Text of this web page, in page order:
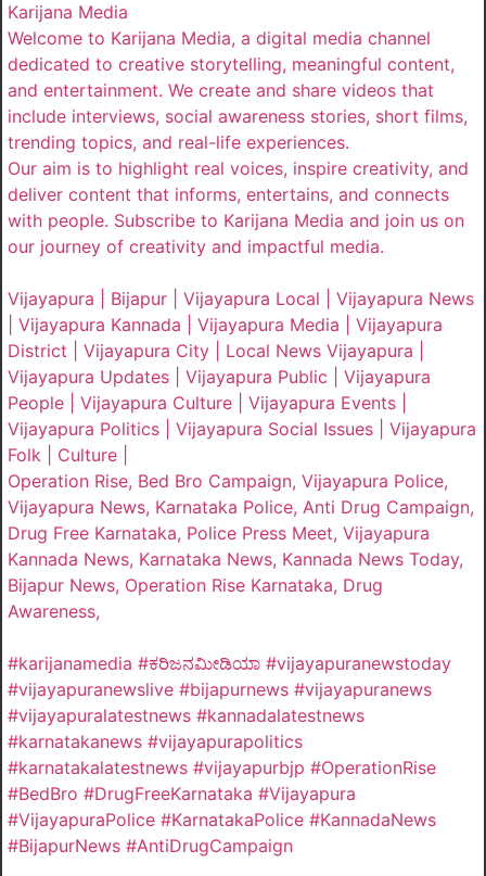
Karijana Media
Welcome to Karijana Media, a digital media channel
dedicated to creative storytelling, meaningful content,
and entertainment. We create and share videos that
include interviews, social awareness stories, short films,
trending topics, and real-life experiences.
Our aim is to highlight real voices, inspire creativity, and
deliver content that informs, entertains, and connects
with people. Subscribe to Karijana Media and join us on
our journey of creativity and impactful media.
Vijayapura | Bijapur | Vijayapura Local | Vijayapura News
| Vijayapura Kannada | Vijayapura Media | Vijayapura
District | Vijayapura City | Local News Vijayapura |
Vijayapura Updates | Vijayapura Public | Vijayapura
People | Vijayapura Culture | Vijayapura Events |
Vijayapura Politics | Vijayapura Social Issues | Vijayapura
Folk | Culture |
Operation Rise, Bed Bro Campaign, Vijayapura Police,
Vijayapura News, Karnataka Police, Anti Drug Campaign,
Drug Free Karnataka, Police Press Meet, Vijayapura
Kannada News, Karnataka News, Kannada News Today,
Bijapur News, Operation Rise Karnataka, Drug
Awareness,
#karijanamedia #ಕರಿಜನಮೀಡಿಯಾ #vijayapuranewstoday
#vijayapuranewslive #bijapurnews #vijayapuranews
#vijayapuralatestnews #kannadalatestnews
#karnatakanews #vijayapurapolitics
#karnatakalatestnews #vijayapurbjp #OperationRise
#BedBro #DrugFreeKarnataka #Vijayapura
#VijayapuraPolice #KarnatakaPolice #KannadaNews
#BijapurNews #AntiDrugCampaign